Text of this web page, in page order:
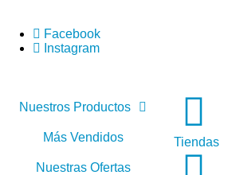
Facebook
Instagram
Nuestros Productos
Más Vendidos
Nuestras Ofertas
Tiendas